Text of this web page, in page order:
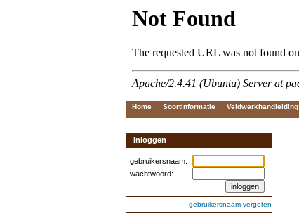
Home Soortinformatie Veldwerkhandleiding
Inloggen
gebruikersnaam:
wachtwoord:
gebruikersnaam vergeten